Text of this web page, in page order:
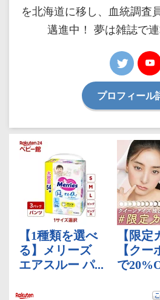
を北海道に移し、血統調査
邁進中！ 夢は雑誌で連
プロフィール